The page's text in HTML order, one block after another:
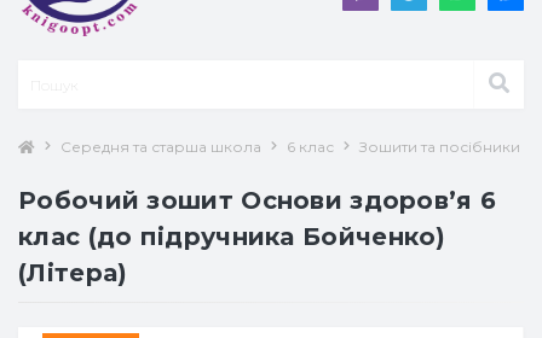
Середня та старша школа 6 клас Зошити та посібники 6
Робочий зошит Основи здоров’я 6
клас (до підручника Бойченко)
(Літера)